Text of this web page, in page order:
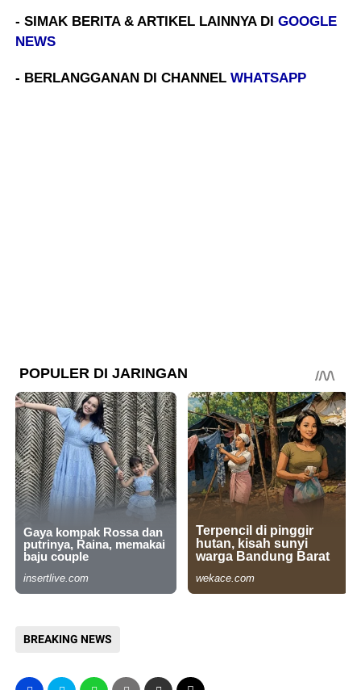
- SIMAK BERITA & ARTIKEL LAINNYA DIGOOGLE
NEWS
- BERLANGGANAN DI CHANNELWHATSAPP
BREAKING NEWS